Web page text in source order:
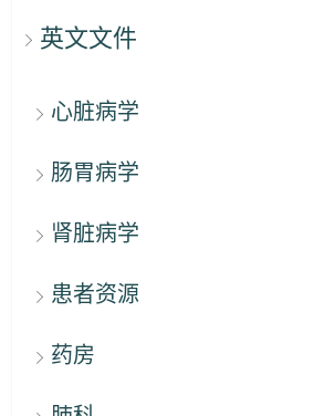
英文文件
心脏病学
肠胃病学
肾脏病学
患者资源
药房